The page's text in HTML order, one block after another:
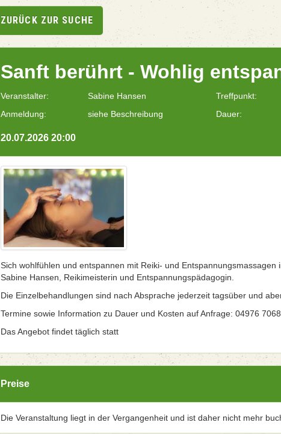
ZURÜCK ZUR SUCHE
Sanft berührt - Wohlig
Veranstalter: Sabine Hansen Treffpunkt:
Anmeldung:
siehe Beschreibung Dauer:
20.07.2026 20:00
Sich wohlfühlen und entspannen mit Reiki- und Entspannungsmassagen
Sabine Hansen, Reikimeisterin und Entspannungspädagogin.
Die Einzelbehandlungen sind nach Absprache jederzeit tagsüber und
Termine sowie Information zu Dauer und Kosten auf Anfrage: 04976
Das Angebot findet täglich statt
Preise
Die Veranstaltung liegt in der Vergangenheit und ist daher nicht mehr